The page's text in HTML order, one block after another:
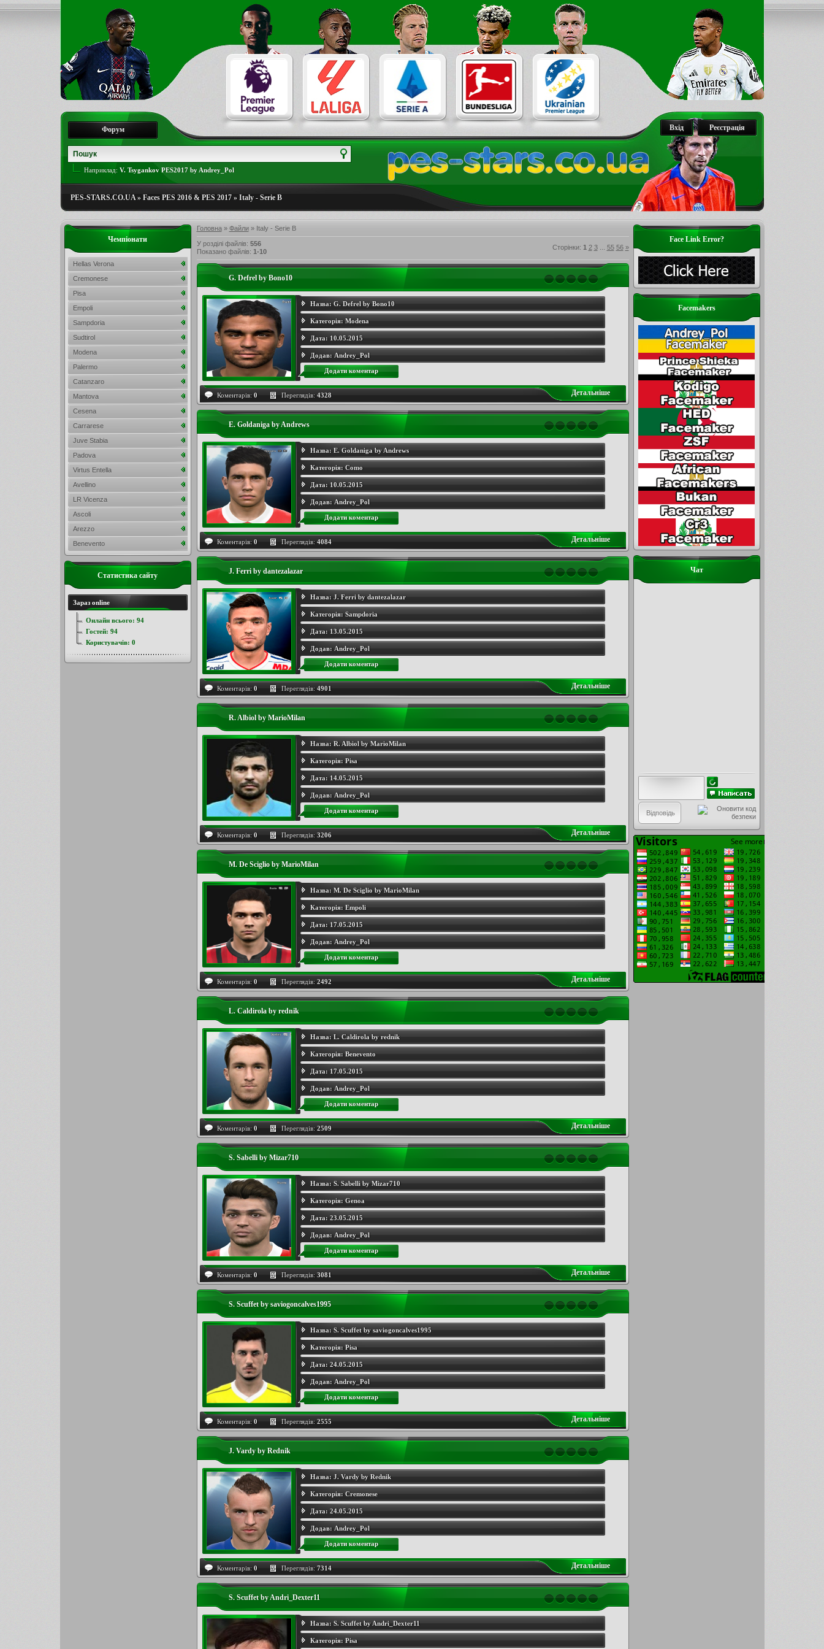
Реєстрація
Вхід
Форум
Наприклад: V. Tsygankov PES2017 by Andrey_Pol
PES-STARS.CO.UA» Faces PES 2016 & PES 2017» Italy - Serie B
Головна» Файли» Italy - Serie B
У розділі файлів: 556
Показано файлів: 1-10
Сторінки: 1 2 3 55 56 »
G. Defrel by Bono10
Назва: G. Defrel by Bono10
Категорія: Modena
Дата: 10.05.2015
Додав: Andrey_Pol
Додати коментар
Коментарів: 0 Переглядів: 4328 Детальнiше
E. Goldaniga by Andrews
Назва: E. Goldaniga by Andrews
Категорія: Como
Дата: 10.05.2015
Додав: Andrey_Pol
Додати коментар
Коментарів: 0 Переглядів: 4084 Детальнiше
J. Ferri by dantezalazar
Назва: J. Ferri by dantezalazar
Категорія: Sampdoria
Дата: 13.05.2015
Додав: Andrey_Pol
Додати коментар
Коментарів: 0 Переглядів: 4901 Детальнiше
R. Albiol by MarioMilan
Назва: R. Albiol by MarioMilan
Категорія: Pisa
Дата: 14.05.2015
Додав: Andrey_Pol
Додати коментар
Коментарів: 0 Переглядів: 3206 Детальнiше
M. De Sciglio by MarioMilan
Назва: M. De Sciglio by MarioMilan
Категорія: Empoli
Дата: 17.05.2015
Додав: Andrey_Pol
Додати коментар
Коментарів: 0 Переглядів: 2492 Детальнiше
L. Caldirola by rednik
Назва: L. Caldirola by rednik
Категорія: Benevento
Дата: 17.05.2015
Додав: Andrey_Pol
Додати коментар
Коментарів: 0 Переглядів: 2509 Детальнiше
S. Sabelli by Mizar710
Назва: S. Sabelli by Mizar710
Категорія: Genoa
Дата: 23.05.2015
Додав: Andrey_Pol
Додати коментар
Коментарів: 0 Переглядів: 3081 Детальнiше
S. Scuffet by saviogoncalves1995
Назва: S. Scuffet by saviogoncalves1995
Категорія: Pisa
Дата: 24.05.2015
Додав: Andrey_Pol
Додати коментар
Коментарів: 0 Переглядів: 2555 Детальнiше
J. Vardy by Rednik
Назва: J. Vardy by Rednik
Категорія: Cremonese
Дата: 24.05.2015
Додав: Andrey_Pol
Додати коментар
Коментарів: 0 Переглядів: 7314 Детальнiше
S. Scuffet by Andri_Dexter11
Назва: S. Scuffet by Andri_Dexter11
Категорія: Pisa
Face Link Error?
Facemakers
Чат
Чемпіонати
Hellas Verona
Cremonese
Pisa
Empoli
Sampdoria
Sudtirol
Modena
Palermo
Catanzaro
Mantova
Cesena
Carrarese
Juve Stabia
Padova
Virtus Entella
Avellino
LR Vicenza
Ascoli
Arezzo
Benevento
Статистика сайту
Зараз online
Онлайн всього: 94
Гостей: 94
Користувачів: 0